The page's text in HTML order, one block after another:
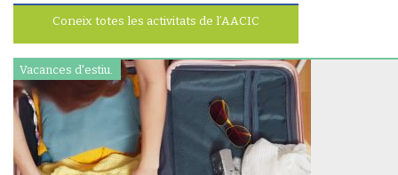
Coneix totes les activitats de l’AACIC
Vacances d'estiu.